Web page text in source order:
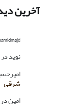
آخرین
نویددر
شرقی
امیندر